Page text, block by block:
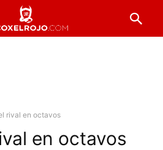
rival en octavos
en octavos